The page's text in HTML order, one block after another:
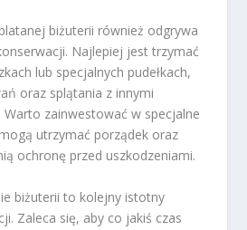
biżuterii również odgrywa
Najlepiej jest trzymać
lub specjalnych pudełkach,
oraz splątania z innymi
zainwestować w specjalne
utrzymać porządek oraz
ochronę przed uszkodzeniami.
biżuterii to kolejny istotny
Zaleca się, aby co jakiś czas